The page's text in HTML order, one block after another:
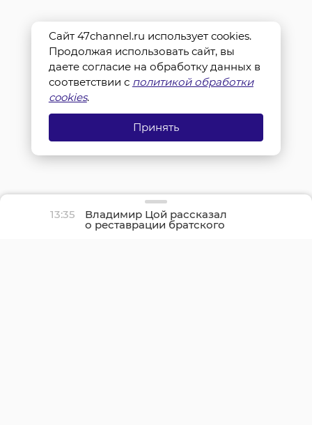
13:35 Владимир Цой рассказал
о реставрации братского
захоронения в Ириновке
Сайт 47channel.ru использует cookies.
Продолжая использовать сайт, вы
даете согласие на обработку данных в
соответствии с политикой обработки
cookies.
Принять